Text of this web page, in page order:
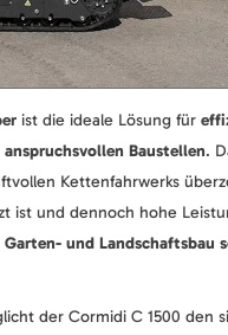
ist die ideale Lösung für
Baustellen.
Kettenfahrwerks
ist und dennoch hohe
und Landschaftsbau
der Cormidi C 1500 den